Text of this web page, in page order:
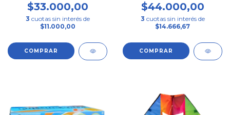
$33.000,00
3 cuotas sin interés de
$11.000,00
$44.000,00
3 cuotas sin interés de
$14.666,67